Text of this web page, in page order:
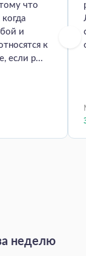
что
и
к
если р...
неделю